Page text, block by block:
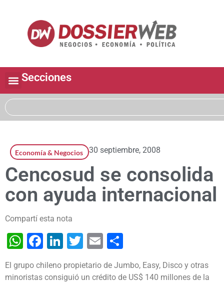
Secciones
Economía & Negocios 30 septiembre, 2008
Cencosud se consolida
con ayuda internacional
Compartí esta nota
WhatsApp
Facebook
LinkedIn
Twitter
Email
El grupo chileno propietario de Jumbo, Easy, Disco y otras
minoristas consiguió un crédito de US$ 140 millones de la